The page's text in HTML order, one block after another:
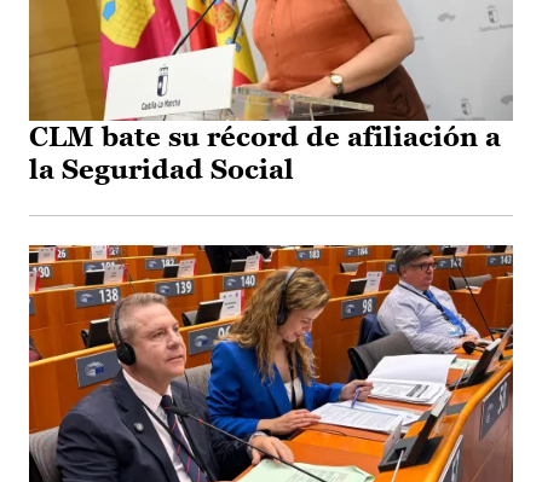
CLM bate su récord de afiliación a
la Seguridad Social